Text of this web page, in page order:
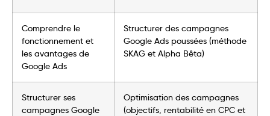
Comprendre le
fonctionnement et
les avantages de
Google Ads
Structurer des campagnes
Google Ads poussées (méthode
SKAG et Alpha Bêta)
Structurer ses
campagnes Google
Optimisation des campagnes
(objectifs, rentabilité en CPC et